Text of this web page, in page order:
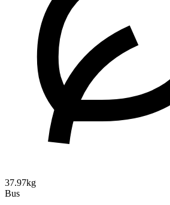
37.97kg
Bus